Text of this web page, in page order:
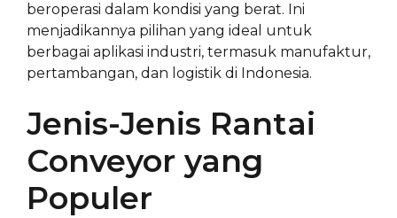
beroperasi dalam kondisi yang berat. Ini
menjadikannya pilihan yang ideal untuk
berbagai aplikasi industri, termasuk manufaktur,
pertambangan, dan logistik di Indonesia.
Jenis-Jenis Rantai
Conveyor yang
Populer